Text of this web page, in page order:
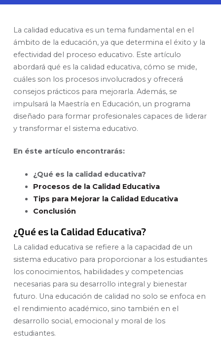
La calidad educativa es un tema fundamental en el
ámbito de la educación, ya que determina el éxito y la
efectividad del proceso educativo. Este artículo
abordará qué es la calidad educativa, cómo se mide,
cuáles son los procesos involucrados y ofrecerá
consejos prácticos para mejorarla. Además, se
impulsará la Maestría en Educación, un programa
diseñado para formar profesionales capaces de liderar
y transformar el sistema educativo.
En éste artículo encontrarás:
¿Qué es la calidad educativa?
Procesos de la Calidad Educativa
Tips para Mejorar la Calidad Educativa
Conclusión
¿Qué es la Calidad Educativa?
La calidad educativa se refiere a la capacidad de un
sistema educativo para proporcionar a los estudiantes
los conocimientos, habilidades y competencias
necesarias para su desarrollo integral y bienestar
futuro. Una educación de calidad no solo se enfoca en
el rendimiento académico, sino también en el
desarrollo social, emocional y moral de los
estudiantes.